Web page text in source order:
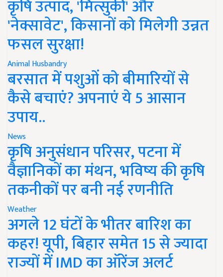
कृषि उत्पाद, 'मित्सुकी' और
'नेक्सावेट', किसानों को मिलेगी उन्नत
फसल सुरक्षा!
Animal Husbandry
बरसात में पशुओं को बीमारियों से
कैसे बचाएं? अपनाएं ये 5 आसान
उपाय..
News
कृषि अनुसंधान परिसर, पटना में
वैज्ञानिकों का मंथन, भविष्य की कृषि
तकनीकों पर बनी नई रणनीति
Weather
अगले 12 घंटों के भीतर बारिश का
कहर! यूपी, बिहार समेत 15 से ज्यादा
राज्यों में IMD का ऑरेंज अलर्ट